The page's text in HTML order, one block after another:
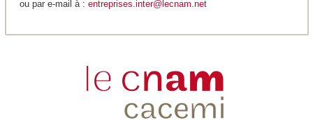
ou par e-mail à : entreprises.inter@lecnam.net